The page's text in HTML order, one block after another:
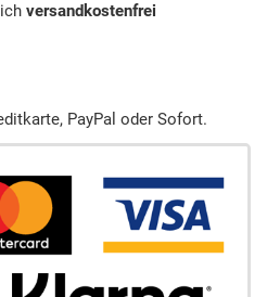
versandkostenfrei
PayPal oder Sofort.